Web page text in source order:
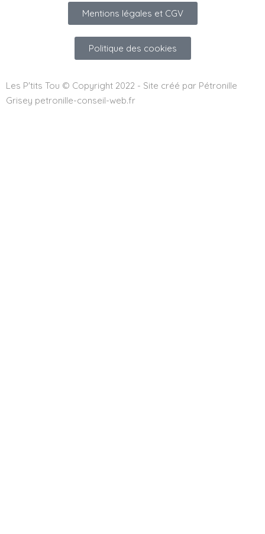
Mentions légales et CGV
Politique des cookies
Les P'tits Tou © Copyright 2022 - Site créé par Pétronille
Grisey petronille-conseil-web.fr